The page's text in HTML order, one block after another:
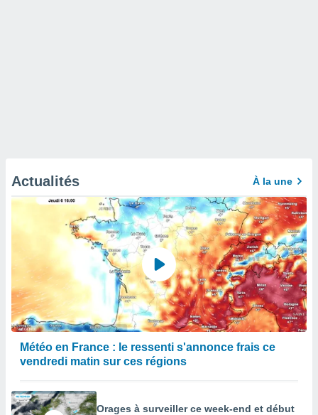
Actualités À la une
Météo en France : le ressenti s'annonce frais ce
vendredi matin sur ces régions
Orages à surveiller ce week-end et début